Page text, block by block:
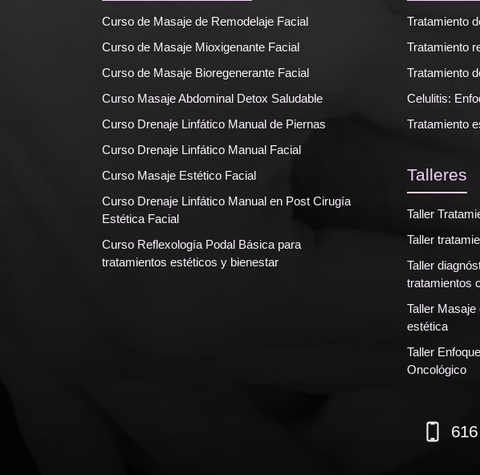
Curso de Masaje de Remodelaje Facial
Curso de Masaje Mioxigenante Facial
Curso de Masaje Bioregenerante Facial
Curso Masaje Abdominal Detox Saludable
Curso Drenaje Linfático Manual de Piernas
Curso Drenaje Linfático Manual Facial
Curso Masaje Estético Facial
Curso Drenaje Linfático Manual en Post Cirugía
Estética Facial
Curso Reflexología Podal Básica para
tratamientos estéticos y bienestar
Tratamiento
Tratamiento
Tratamiento
Celulitis:
Tratamiento
Talleres
Taller
Taller
Taller
tratamientos
Taller
estética
Taller
Oncológico